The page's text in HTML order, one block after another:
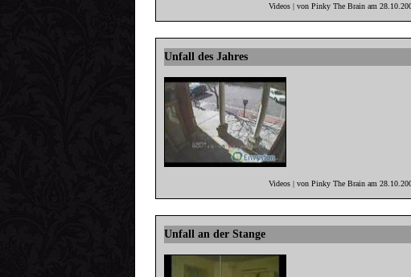
Videos | von Pinky The Brain am
Unfall des Jahres
Videos | von Pinky The Brain am
Unfall an der Stange